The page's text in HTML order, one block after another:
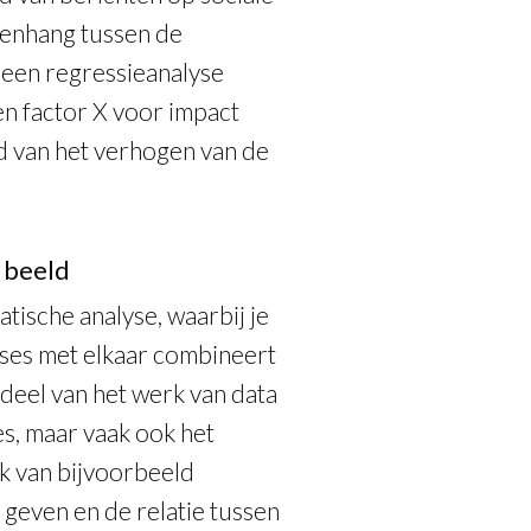
tussen de
regressieanalyse
factor X voor impact
van het verhogen van de
analyse, waarbij je
met elkaar combineert
van het werk van data
maar vaak ook het
van bijvoorbeeld
en de relatie tussen